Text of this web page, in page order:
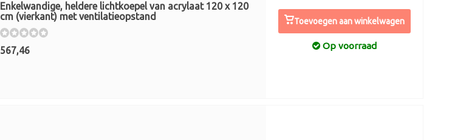
Enkelwandige, heldere lichtkoepel van acrylaat 120 x 120
cm (vierkant) met ventilatieopstand
567,46
Toevoegen aan winkelwagen
Op voorraad